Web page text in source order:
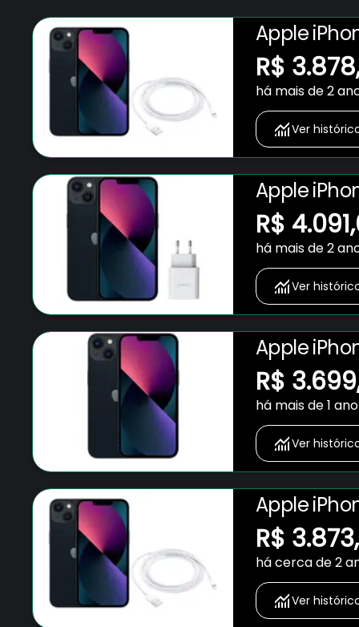
Apple
12MP -
2m
R$
há mais de 2
Ver
Apple
12MP
R$
há mais de 2
Ver
Apple
12MP
R$
há mais de 1 ano
Ver
Apple
12MP
R$
há cerca de 2
Ver